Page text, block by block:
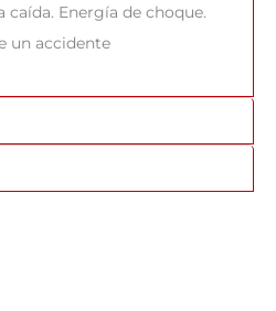
caída. Energía de choque.
un accidente